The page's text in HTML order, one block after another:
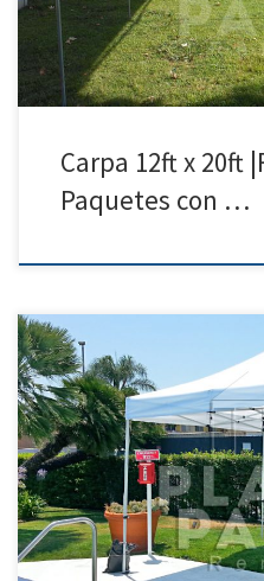
Carpa 12ft x 20ft
Paquetes con …
10ft x 10ft Carpa | Precios | Fotos –
10ft x 10ft Carpa Precio de Renta
fiestas|Van